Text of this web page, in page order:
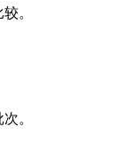
。
。